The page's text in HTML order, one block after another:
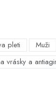
pleti Muži
vrásky a